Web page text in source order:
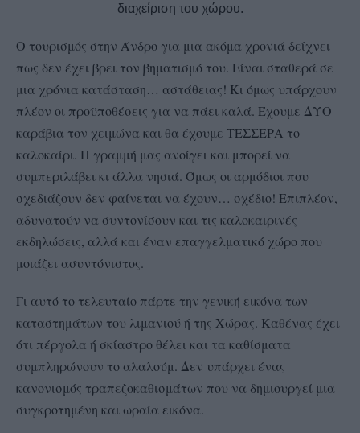
διαχείριση του χώρου.
Ο τουρισμός στην Άνδρο για μια ακόμα χρονιά δείχνει
πως δεν έχει βρει τον βηματισμό του. Είναι σταθερά σε
μια χρόνια κατάσταση… αστάθειας! Κι όμως υπάρχουν
πλέον οι προϋποθέσεις για να πάει καλά. Έχουμε ΔΥΟ
καράβια τον χειμώνα και θα έχουμε ΤΕΣΣΕΡΑ το
καλοκαίρι. Η γραμμή μας ανοίγει και μπορεί να
συμπεριλάβει κι άλλα νησιά. Όμως οι αρμόδιοι που
σχεδιάζουν δεν φαίνεται να έχουν… σχέδιο! Επιπλέον,
αδυνατούν να συντονίσουν και τις καλοκαιρινές
εκδηλώσεις, αλλά και έναν επαγγελματικό χώρο που
μοιάζει ασυντόνιστος.
Γι αυτό το τελευταίο πάρτε την γενική εικόνα των
καταστημάτων του λιμανιού ή της Χώρας. Καθένας έχει
ότι πέργολα ή σκίαστρο θέλει και τα καθίσματα
συμπληρώνουν το αλαλούμ. Δεν υπάρχει ένας
κανονισμός τραπεζοκαθισμάτων που να δημιουργεί μια
συγκροτημένη και ωραία εικόνα.